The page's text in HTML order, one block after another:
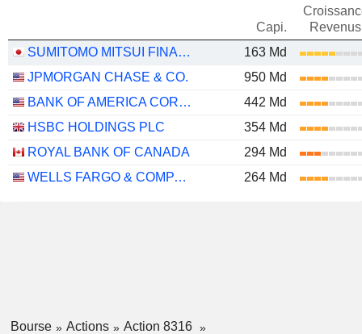
Capi.
Revenus
SUMITOMO MITSUI FINANCIAL GROUP, INC.
163 Md
JPMORGAN CHASE & CO.
950 Md
BANK OF AMERICA CORPORATION
442 Md
HSBC HOLDINGS PLC
354 Md
ROYAL BANK OF CANADA
294 Md
WELLS FARGO & COMPANY
264 Md
Bourse Actions
Action 8316